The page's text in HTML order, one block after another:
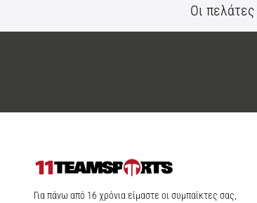
Οι
11teamsports.cy
Για πάνω από 16 χρόνια είμαστε οι συμπαίκτες σας,